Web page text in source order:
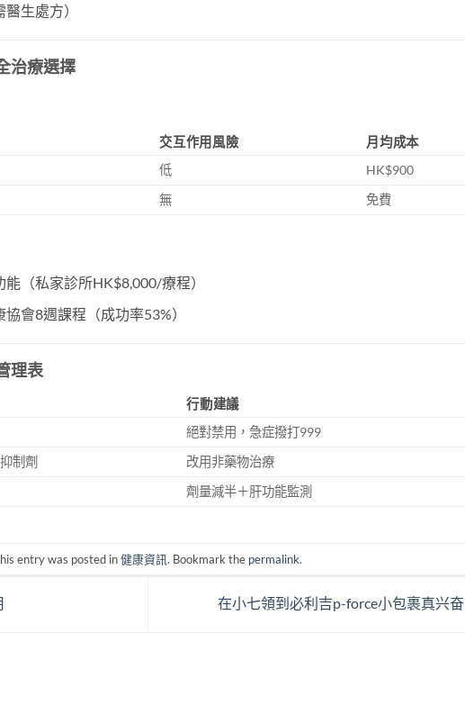
生處方）
治療選擇
交互作用風險
月均成本
低
HK$900
無 免費
（私家診所HK$8,000/療程）
會8週課程（成功率53%）
理表
行動建議
絕對禁用，急症撥打999
制劑
改用非藥物治療
劑量減半＋肝功能監測
entry was posted in健康資訊. Bookmark the permalink.
在小七領到必利吉p-force小包裹真兴奋